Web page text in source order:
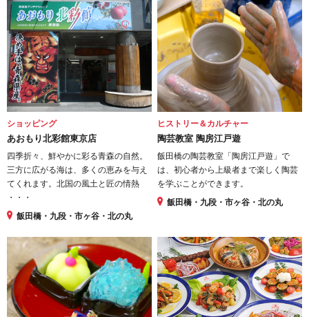
ショッピング
あおもり北彩館東京店
四季折々、鮮やかに彩る青森の自然。
三方に広がる海は、多くの恵みを与え
てくれます。北国の風土と匠の情熱
・・・
飯田橋・九段・市ヶ谷・北の丸
ヒストリー＆カルチャー
陶芸教室 陶房江戸遊
飯田橋の陶芸教室「陶房江戸遊」で
は、初心者から上級者まで楽しく陶芸
を学ぶことができます。
飯田橋・九段・市ヶ谷・北の丸